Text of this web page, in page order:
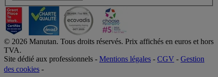
© 2026 Manutan. Tous droits réservés. Prix affichés en euros et hors
TVA.
Site dédié aux professionnels - Mentions légales - CGV - Gestion
des cookies -